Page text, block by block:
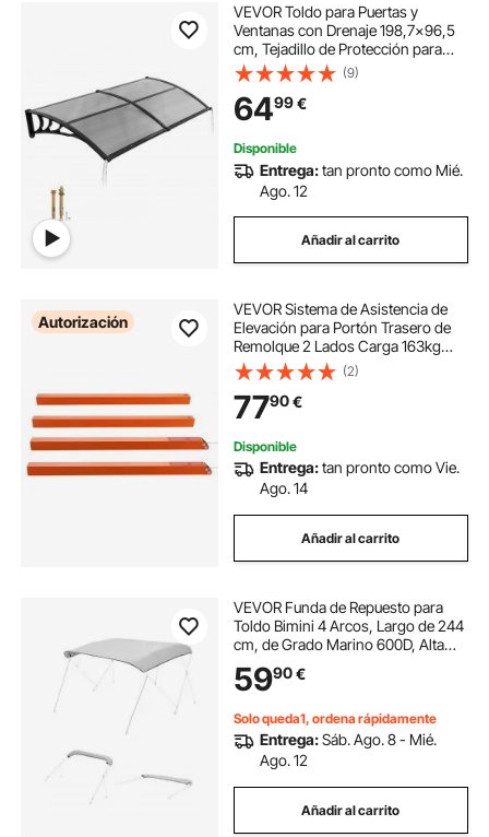
VEVOR Toldo para Puertas y
Ventanas con Drenaje 198,7x96,5
cm, Tejadillo de Protección para
Entrada con Soporte de ABS,
Protección contra Lluvia, Nieve, Sol,
Toldo de Policarbonato para
Porche, Gris
(9)
6499€
Disponible
Entrega:tan pronto como Mié.
Ago. 12
Añadir al carrito
Autorización
VEVOR Sistema de Asistencia de
Elevación para Portón Trasero de
Remolque 2 Lados Carga 163kg
para Portones Traseros Abiertos de
Remolques Altura del Riel Lateral
25,4-61cm Puerta o Rampa 1,22-
1,83m
(2)
7790€
Disponible
Entrega:tan pronto como Vie.
Ago. 14
Añadir al carrito
VEVOR Funda de Repuesto para
Toldo Bimini 4 Arcos, Largo de 244
cm, de Grado Marino 600D, Alta
Resistencia, Toldo de Repuesto
para Barco, para Embarcaciones de
Marco
5990€
Solo queda1, ordena rápidamente
Entrega:Sáb. Ago. 8 - Mié.
Ago. 12
Añadir al carrito